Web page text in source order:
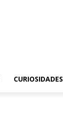
CURIOSIDADES